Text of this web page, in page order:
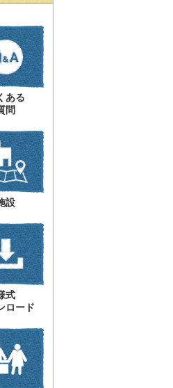
ある
問
設
式
ロード